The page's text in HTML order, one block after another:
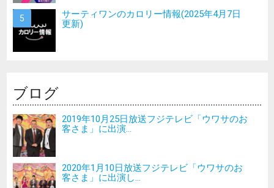
サーティワンのカロリー情報(2025年4月7日
更新)
ブログ
2019年10月25日放送フジテレビ「ウワサのお
客さま」に出演...
2020年1月10日放送フジテレビ「ウワサのお
客さま」に出演し...